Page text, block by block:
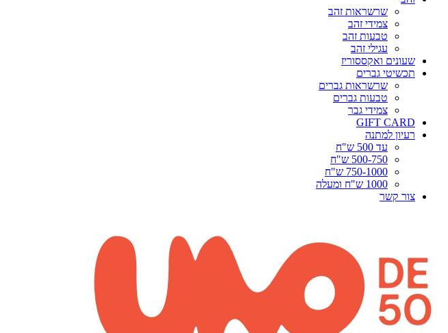
שרשראות זהב
צמידי זהב
טבעות זהב
עגילי זהב
שעונים ואקססוריז
תכשיטי גברים
שרשראות גברים
טבעות גברים
צמידי גבר
GIFT CARD
רעיון למתנה
עד 500 ש"ח
500-750 ש"ח
750-1000 ש"ח
1000 ש"ח ומעלה
צור קשר